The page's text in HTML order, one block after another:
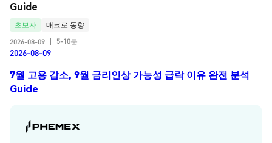
Guide
초보자
매크로 동향
2026-08-09
5-10분
2026-08-09
7월 고용 감소, 9월 금리인상 가능성 급락 이유 완전 분석
Guide